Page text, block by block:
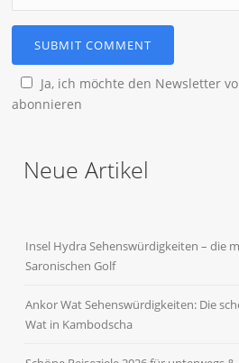
Ja, ich möchte den Newsletter
abonnieren
Neue Artikel
Insel Hydra Sehenswürdigkeiten – die
Saronischen Golf
Ankor Wat Sehenswürdigkeiten: Die
Wat in Kambodscha